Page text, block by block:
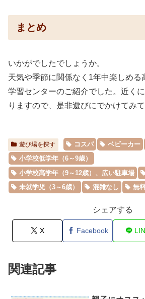
まとめ
いかがでしたでしょうか。
天気や季節に関係なく1年中楽しめる
学習センターのご紹介でした。近く
りますので、是非遊びにでかけてみて
遊び場を探す コスパ ベビーカー
小学校低学年（6～9歳）
小学校高学年（9～12歳）、広い駐車場
未就学児（3～6歳）
混雑なし 無
シェアする
X Facebook
関連記事